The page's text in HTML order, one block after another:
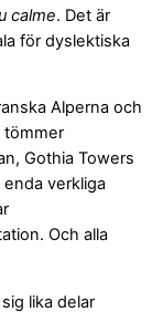
calme. Det är
för dyslektiska
Alperna och
tömmer
Gothia Towers
verkliga
Och alla
lika delar